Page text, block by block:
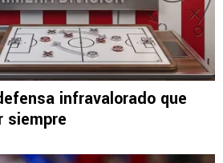
infravalorado que
siempre